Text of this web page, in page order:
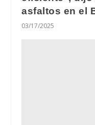
asfaltos en el
03/17/2025